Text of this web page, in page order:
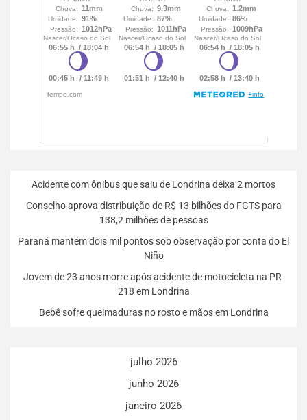
Acidente com ônibus que saiu de Londrina deixa 2 mortos
Conselho aprova distribuição de R$ 13 bilhões do FGTS para
138,2 milhões de pessoas
Paraná mantém dois mil pontos sob observação por conta do El
Niño
Jovem de 23 anos morre após acidente de motocicleta na PR-
218 em Londrina
Bebê sofre queimaduras no rosto e mãos em Londrina
julho 2026
junho 2026
janeiro 2026